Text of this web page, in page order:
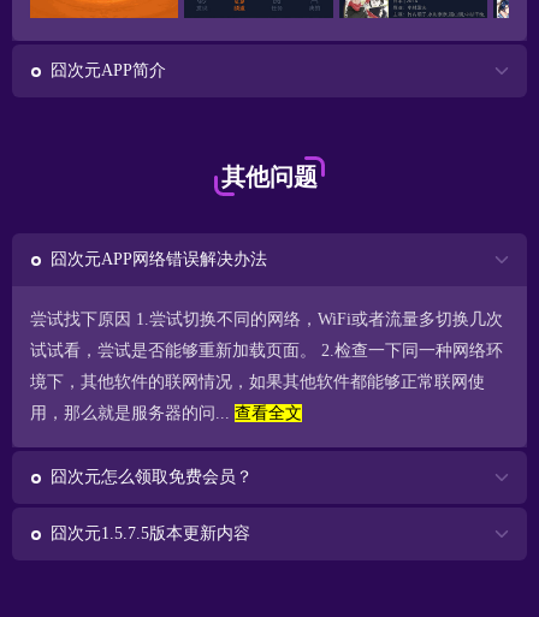
囧次元APP简介
其他问题
囧次元APP网络错误解决办法
尝试找下原因 1.尝试切换不同的网络，WiFi或者流量多切换几次
试试看，尝试是否能够重新加载页面。 2.检查一下同一种网络环
境下，其他软件的联网情况，如果其他软件都能够正常联网使
用，那么就是服务器的问... 查看全文
囧次元怎么领取免费会员？
囧次元1.5.7.5版本更新内容